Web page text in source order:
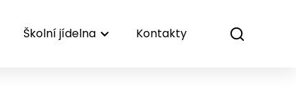
Školní jídelna Kontakty